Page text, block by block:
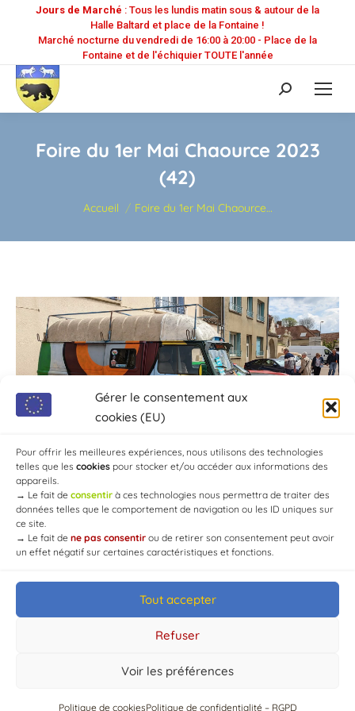
Gérer le consentement aux
cookies (EU)
Pour offrir les meilleures expériences, nous utilisons des technologies
telles que les cookies pour stocker et/ou accéder aux informations des
appareils.
→ Le fait de consentir à ces technologies nous permettra de traiter des
données telles que le comportement de navigation ou les ID uniques sur
ce site.
→ Le fait de ne pas consentir ou de retirer son consentement peut avoir
un effet négatif sur certaines caractéristiques et fonctions.
Tout accepter
Refuser
Voir les préférences
Politique de cookiesPolitique de confidentialité – RGPD
Jours de Marché : Tous les lundis matin sous & autour de la
Halle Baltard et place de la Fontaine !
Marché nocturne du vendredi de 16:00 à 20:00 - Place de la
Fontaine et de l'échiquier TOUTE l'année
Recherche
:
Foire du 1er Mai Chaource 2023
(42)
Vous êtes ici :
Accueil Foire du 1er Mai Chaource…
© Mairie de Chaource [2004-2024] | Tous droits réservés.
Developed byWEB3-DESIGN